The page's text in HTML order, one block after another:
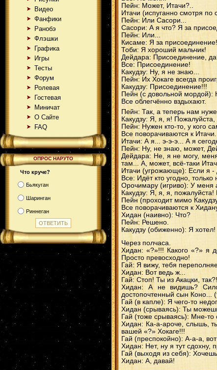
Видео
Фанфики
Ранобэ
Флэшки
Графика
Игры
Тесты
Форум
Ролевая
Гостевая
Миничат
О Сайте
FAQ
ОПРОС НАРУТО
Что круче?
Бьякуган
Шаринган
Риннеган
Пейн: Может, Итачи?..
Итачи (испуганно смотря
Пейн: Или Сасори...
Сасори: А я что? Я за
Пейн: Или...
Кисаме: Я за
Тоби: Я хороший мальчик!
Дейдара: Присоединение,
Все: Присоединение!
Какудзу: Ну, я не знаю...
Пейн: Их Хокаге всегда
Какудзу: Присоединение!!!
Пейн (с довольной мордой):
Все облегчённо вздыхают.
Пейн: Так, а теперь нам
Какудзу: Я, я, я! Пожалуйста,
Пейн: Нужен кто-то, у кого
Все поворачиваются к Итачи.
Итачи: А я... э-э-э... А я
Пейн: Ну, не знаю, может,
Дейдара: Не, я не могу,
там... А, может, всё-таки
Итачи (угрожающе): Если я -
Все: Идёт кто угодно, только
Орочимару (игриво): У меня
Какудзу: Я, я, я,
Пейн (проходит мимо
Все поворачиваются к
Хидан (наивно): Что?
Пейн: Решено.
Какудзу (обиженно): Я хотел!
Через полчаса.
Хидан: «?»!!! Какого «?» я
Просто превосходно!
Гай: Я вижу, тебя
Хидан: Вот ведь ж...
Гай: Стоп! Ты из Акацки,
Хидан: А не видишь?
достопочтенный сын Коно...
Гай (в капле): Я чего-то
Хидан (срываясь): Ты
Гай (тоже срываясь): Мне-то
Хидан: Ка-а-ароче, слышь,
вашей «?» Хокаге!!!
Гай (преспокойно): А-а-а,
Хидан: Нет, ну я тут сдохну,
Гай (выходя из себя):
Хидан: А, давай!